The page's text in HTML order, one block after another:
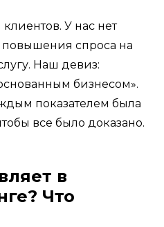
У нас нет
спроса на
Наш девиз:
бизнесом».
показателем была
все было доказано.
в
Что